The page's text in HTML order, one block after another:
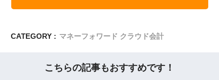
CATEGORY : マネーフォワード クラウド会計
こちらの記事もおすすめです！